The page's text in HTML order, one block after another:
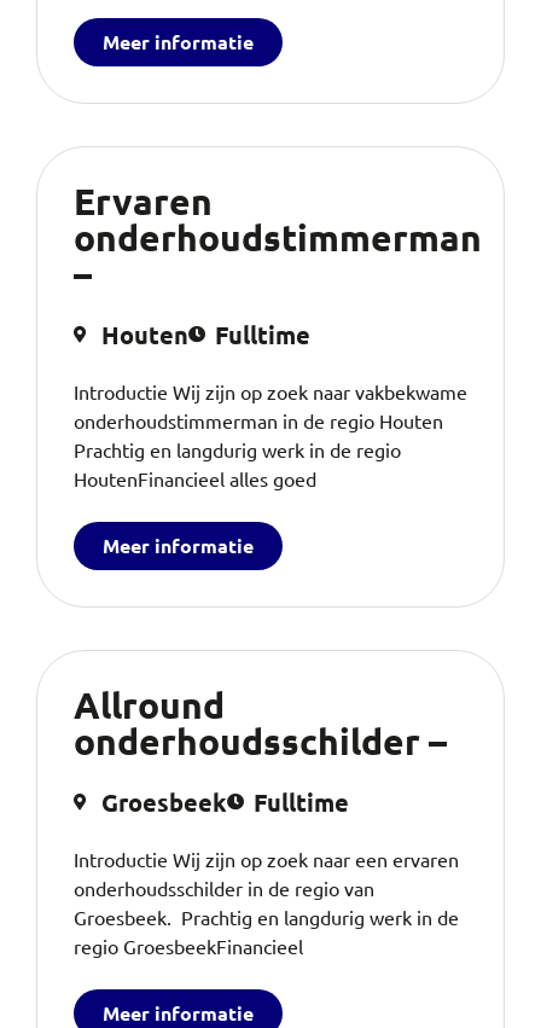
Meer informatie
Ervaren
onderhoudstimmerman
–
Houten Fulltime
Introductie Wij zijn op zoek naar vakbekwame
onderhoudstimmerman in de regio Houten
Prachtig en langdurig werk in de regio
HoutenFinancieel alles goed
Meer informatie
Allround
onderhoudsschilder –
Groesbeek Fulltime
Introductie Wij zijn op zoek naar een ervaren
onderhoudsschilder in de regio van
Groesbeek. Prachtig en langdurig werk in de
regio GroesbeekFinancieel
Meer informatie